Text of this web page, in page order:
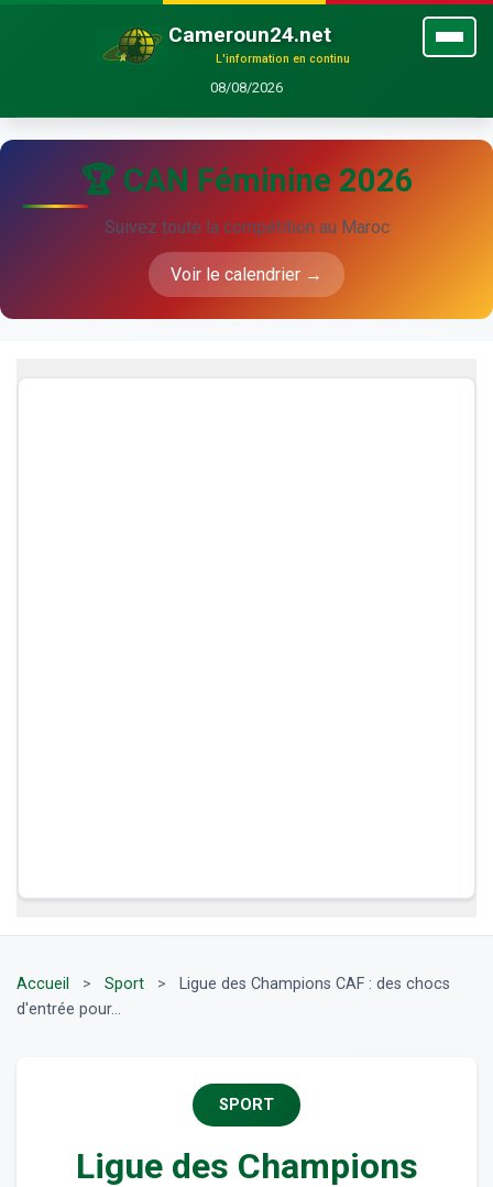
Cameroun24.net
L'information en continu
08/08/2026
🏆 CAN Féminine 2026
Suivez toute la compétition au Maroc
Voir le calendrier →
Accueil > Sport >
Ligue des Champions CAF : des chocs
d'entrée pour...
SPORT
Ligue des Champions